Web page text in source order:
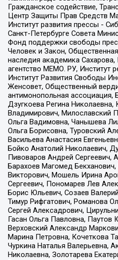
Гражданское содействие,
Центр Защиты Прав Средств
Институт развития прессы -
Санкт-Петербурге Совета
Фонд поддержки свободы
Человек и Закон,
наследия академика
агентство МЕМО. РУ, Институт
Институт Развития Свободы
Женсовет, Общественный
антимонопольная ассоциация,
Дзугкоева Регина Николаевна,
Владимирович, Милославский
Ольга Вадимовна, Чанышева
Ольга Борисовна, Туровский
Васильева Анастасия
Бойко Анатолий Николаевич,
Пивоваров Андрей Сергеевич,
Барахоев Магомед
Викторович, Мошель Ирина
Сергеевич, Пономарев Лев
Борис Юльевич, Созаев
Тимур Рифгатович, Романова
Сергей Алексадрович,
Гасан Ольга Павловна, Паутов
Верховский Александр
Марина Петровна, Кочеткова
Чуркина Наталья Валерьевна,
Николаевна, Золотарева